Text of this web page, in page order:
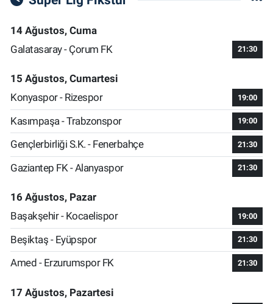
14 Ağustos, Cuma
Galatasaray - Çorum FK
21:30
15 Ağustos, Cumartesi
Konyaspor - Rizespor
19:00
Kasımpaşa - Trabzonspor 19:00
Gençlerbirliği S.K. - Fenerbahçe 21:30
Gaziantep FK - Alanyaspor 21:30
16 Ağustos, Pazar
Başakşehir - Kocaelispor
19:00
Beşiktaş - Eyüpspor 21:30
Amed - Erzurumspor FK 21:30
17 Ağustos, Pazartesi